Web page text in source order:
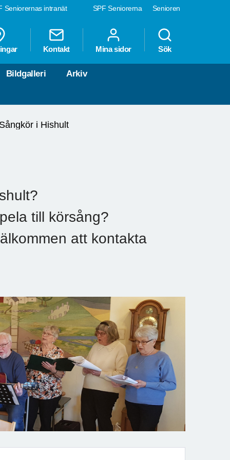
SPF Seniorerna Senioren
Seniorernas intranät
Kontakt Mina sidor Sök
Bildgalleri Arkiv
i Hishult
till körsång?
att kontakta